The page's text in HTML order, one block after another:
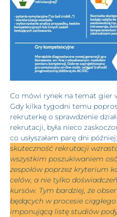
Co mówi rynek na temat gier
Gdy kilka tygodni temu
rekruterkę o sprawdzenie
rekrutacji, była nieco
co usłyszałam parę dni później:
skuteczność rekrutacji
wszystkim poszukiwaniem
zespołów poprzez kryterium
celów, a nie tylko
kursów. Tym bardziej, że
będących w procesie
imponującą listę studiów